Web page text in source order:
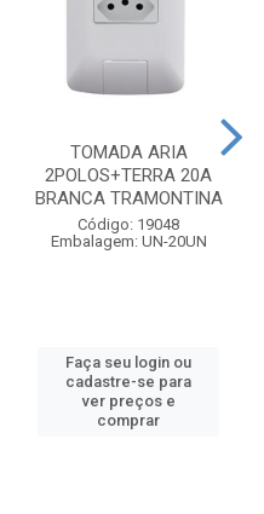
TOMADA ARIA
2POLOS+TERRA 20A
BRANCA TRAMONTINA
Código: 19048
Embalagem: UN-20UN
Faça seu login ou
cadastre-se para
ver preços e
comprar